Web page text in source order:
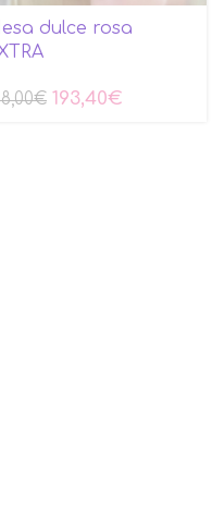
dulce rosa
€ 193,40€